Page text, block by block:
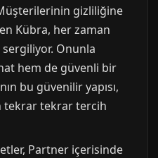
gizliliğine
Kübra, her zaman
Onunla
hem de güvenli bir
bu güvenilir yapısı,
tekrar tekrar tercih
Partner içerisinde